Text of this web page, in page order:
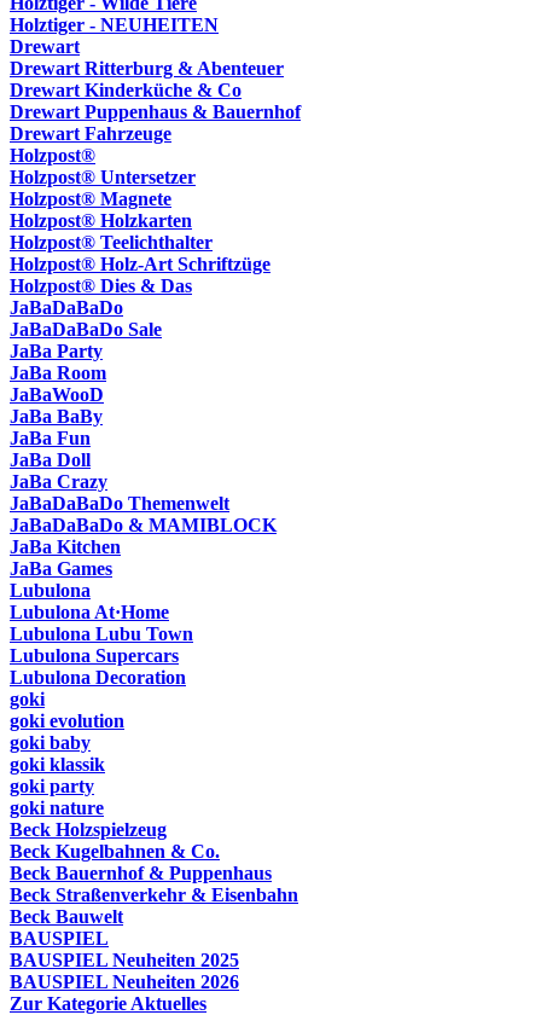
Holztiger - NEUHEITEN
Drewart
Drewart Ritterburg & Abenteuer
Drewart Kinderküche & Co
Drewart Puppenhaus & Bauernhof
Drewart Fahrzeuge
Holzpost®
Holzpost® Untersetzer
Holzpost® Magnete
Holzpost® Holzkarten
Holzpost® Teelichthalter
Holzpost® Holz-Art Schriftzüge
Holzpost® Dies & Das
JaBaDaBaDo
JaBaDaBaDo Sale
JaBa Party
JaBa Room
JaBaWooD
JaBa BaBy
JaBa Fun
JaBa Doll
JaBa Crazy
JaBaDaBaDo Themenwelt
JaBaDaBaDo & MAMIBLOCK
JaBa Kitchen
JaBa Games
Lubulona
Lubulona At·Home
Lubulona Lubu Town
Lubulona Supercars
Lubulona Decoration
goki
goki evolution
goki baby
goki klassik
goki party
goki nature
Beck Holzspielzeug
Beck Kugelbahnen & Co.
Beck Bauernhof & Puppenhaus
Beck Straßenverkehr & Eisenbahn
Beck Bauwelt
BAUSPIEL
BAUSPIEL Neuheiten 2025
BAUSPIEL Neuheiten 2026
Zur Kategorie Aktuelles